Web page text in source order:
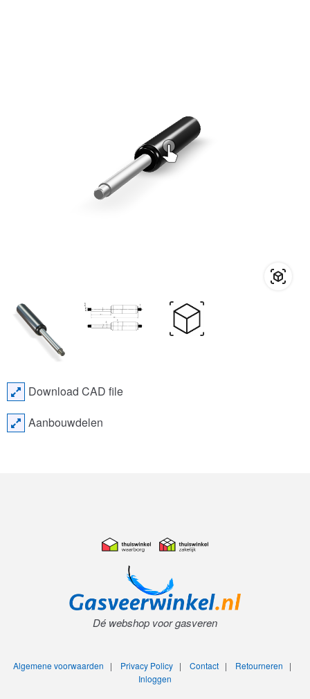
Download CAD file
Aanbouwdelen
Dé webshop voor gasveren
Algemene voorwaarden | Privacy Policy| Contact| Retourneren |
Inloggen